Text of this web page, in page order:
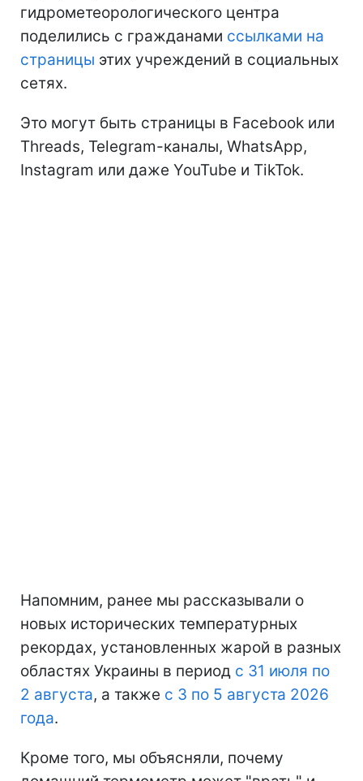
гидрометеорологического центра
поделились с гражданами ссылками на
страницы этих учреждений в социальных
сетях.
Это могут быть страницы в Facebook или
Threads, Telegram-каналы, WhatsApp,
Instagram или даже YouTube и TikTok.
Напомним, ранее мы рассказывали о
новых исторических температурных
рекордах, установленных жарой в разных
областях Украины в период с 31 июля по
2 августа, а также с 3 по 5 августа 2026
года.
Кроме того, мы объясняли, почему